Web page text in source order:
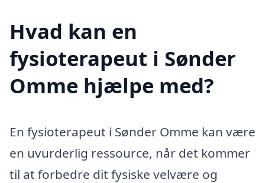
Hvad kan en
fysioterapeut i Sønder
Omme hjælpe med?
En fysioterapeut i Sønder Omme kan være
en uvurderlig ressource, når det kommer
til at forbedre dit fysiske velvære og